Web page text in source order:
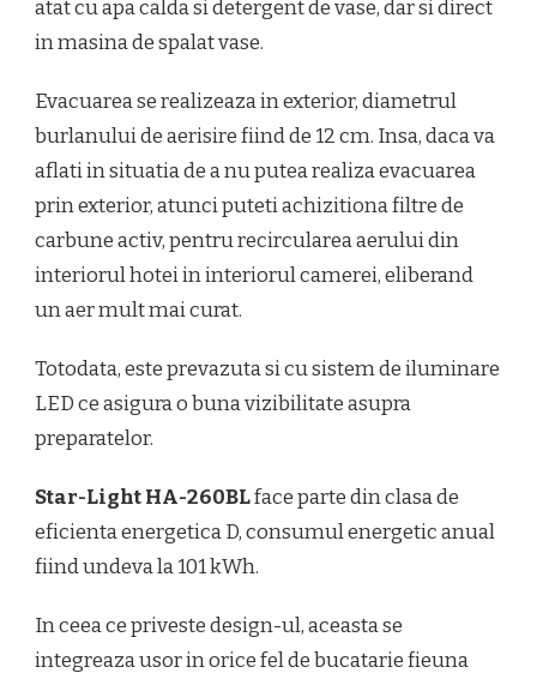
atat cu apa calda si detergent de vase, dar si direct
in masina de spalat vase.
Evacuarea se realizeaza in exterior, diametrul
burlanului de aerisire fiind de 12 cm. Insa, daca va
aflati in situatia de a nu putea realiza evacuarea
prin exterior, atunci puteti achizitiona filtre de
carbune activ, pentru recircularea aerului din
interiorul hotei in interiorul camerei, eliberand
un aer mult mai curat.
Totodata, este prevazuta si cu sistem de iluminare
LED ce asigura o buna vizibilitate asupra
preparatelor.
Star-Light HA-260BLface parte din clasa de
eficienta energetica D, consumul energetic anual
fiind undeva la 101 kWh.
In ceea ce priveste design-ul, aceasta se
integreaza usor in orice fel de bucatarie fieuna